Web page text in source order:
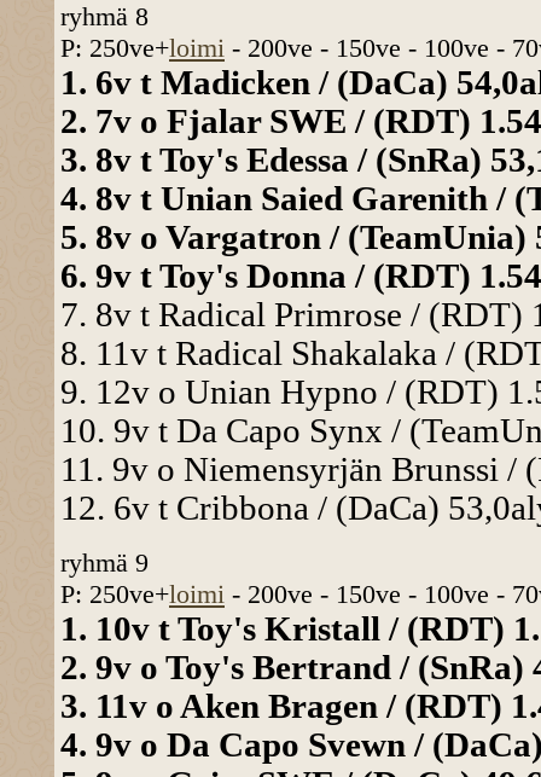
ryhmä 8
P: 250ve+loimi - 200ve - 150ve - 100ve -
1. 6v t Madicken / (DaCa)
2. 7v o Fjalar SWE / (RDT)
3. 8v t Toy's Edessa / (SnRa)
4. 8v t Unian Saied Garenith /
5. 8v o Vargatron / (TeamUnia)
6. 9v t Toy's Donna / (RDT)
7. 8v t Radical Primrose / (RDT)
8. 11v t Radical Shakalaka /
9. 12v o Unian Hypno / (RDT)
10. 9v t Da Capo Synx /
11. 9v o Niemensyrjän Brunssi /
12. 6v t Cribbona / (DaCa)
ryhmä 9
P: 250ve+loimi - 200ve - 150ve - 100ve -
1. 10v t Toy's Kristall / (RDT)
2. 9v o Toy's Bertrand / (SnRa)
3. 11v o Aken Bragen / (RDT)
4. 9v o Da Capo Svewn /